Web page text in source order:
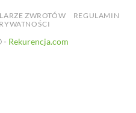
ZWROTÓW
REGULAMIN
- Rekurencja.com